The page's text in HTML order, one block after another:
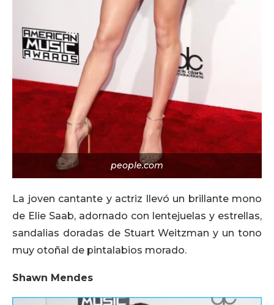
people.com
La joven cantante y actriz llevó un brillante mono
de Elie Saab, adornado con lentejuelas y estrellas,
sandalias doradas de Stuart Weitzman y un tono
muy otoñal de pintalabios morado.
Shawn Mendes